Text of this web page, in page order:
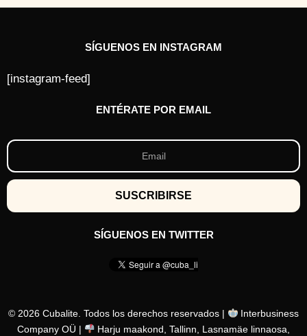
SÍGUENOS EN INSTAGRAM
[instagram-feed]
ENTÉRATE POR EMAIL
SÍGUENOS EN TWITTER
© 2026 Cubalite. Todos los derechos reservados |
Interbusiness
Company OÜ |
Harju maakond, Tallinn, Lasnamäe linnaosa,